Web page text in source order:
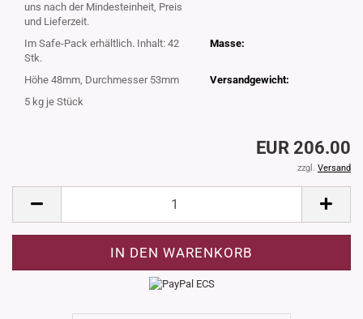
uns nach der Mindesteinheit, Preis
und Lieferzeit.
Im Safe-Pack erhältlich. Inhalt: 42
Stk.
Masse:
Höhe 48mm, Durchmesser 53mm
Versandgewicht:
5 kg je Stück
EUR 206.00
zzgl. Versand